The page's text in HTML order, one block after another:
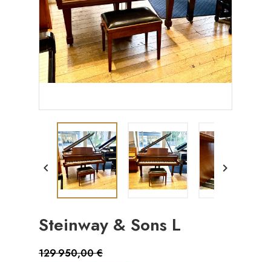
 
Steinway & Sons L
129 950,00 €